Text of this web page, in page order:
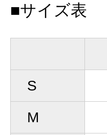
■サイズ表
S
M